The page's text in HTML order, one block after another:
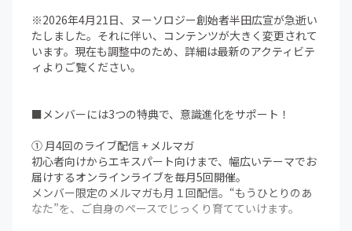
※2026年4月21日、ヌーソロジー創始者半田広宣が急逝い
たしました。それに伴い、コンテンツが大きく変更されて
います。現在も調整中のため、詳細は最新のアクティビテ
ィよりご覧ください。
■メンバーには3つの特典で、意識進化をサポート！
① 月4回のライブ配信 + メルマガ
初心者向けからエキスパート向けまで、幅広いテーマでお
届けするオンラインライブを毎月5回開催。
メンバー限定のメルマガも月１回配信。“もうひとりのあ
なた”を、ご自身のペースでじっくり育てていけます。